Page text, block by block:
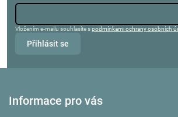
Vložením e-mailu souhlasíte spodmínkami ochrany osobních
Přihlásit se
Informace pro vás